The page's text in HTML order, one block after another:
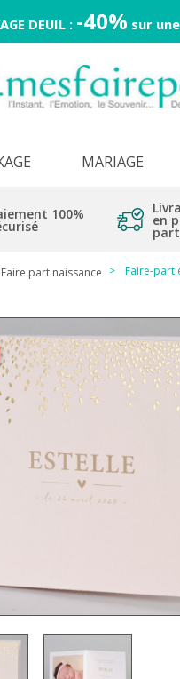
DEUIL : -40% sur
MARIAGE
100% en
Faire part naissance Faire-part